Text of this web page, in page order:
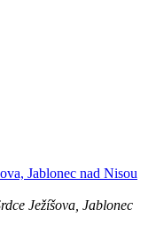
Jablonec nad Nisou
Ježíšova, Jablonec